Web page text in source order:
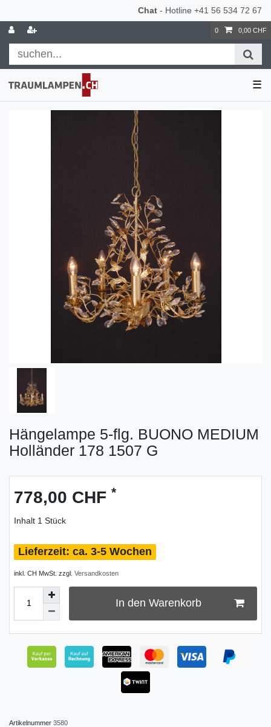
Chat - Hotline +41 56 534 72 67
0 0,00 CHF
☰
Hängelampe 5-flg. BUONO MEDIUM
Holländer 178 1507 G
778,00 CHF *
Inhalt 1 Stück
ca. 3-5 Wochen
inkl. CH MwSt. zzgl. Versandkosten
In den Warenkorb
Artikelnummer 3580